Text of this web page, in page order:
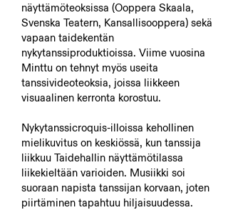
näyttämöteoksissa (Ooppera Skaala,
Svenska Teatern, Kansallisooppera) sekä
vapaan taidekentän
nykytanssiproduktioissa. Viime vuosina
Minttu on tehnyt myös useita
tanssivideoteoksia, joissa liikkeen
visuaalinen kerronta korostuu.
Nykytanssicroquis-illoissa kehollinen
mielikuvitus on keskiössä, kun tanssija
liikkuu Taidehallin näyttämötilassa
liikekieltään varioiden. Musiikki soi
suoraan napista tanssijan korvaan, joten
piirtäminen tapahtuu hiljaisuudessa.